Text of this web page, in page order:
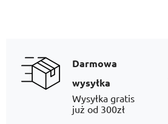
Darmowa
wysyłka
Wysyłka gratis
już od 300zł